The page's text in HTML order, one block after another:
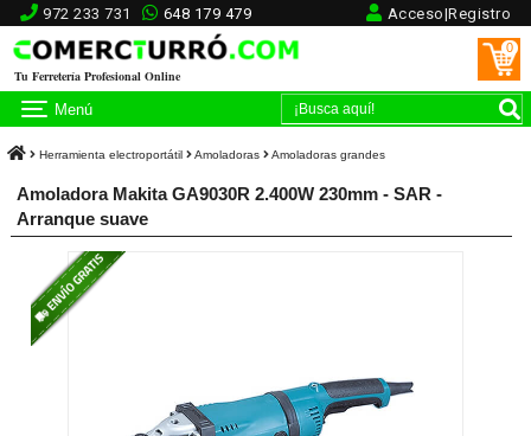
972 233 731 648 179 479 Acceso|Registro
Tu Ferretería Profesional Online
0
Menú
Herramienta electroportátil Amoladoras Amoladoras grandes
Amoladora Makita GA9030R 2.400W 230mm - SAR -
Arranque suave